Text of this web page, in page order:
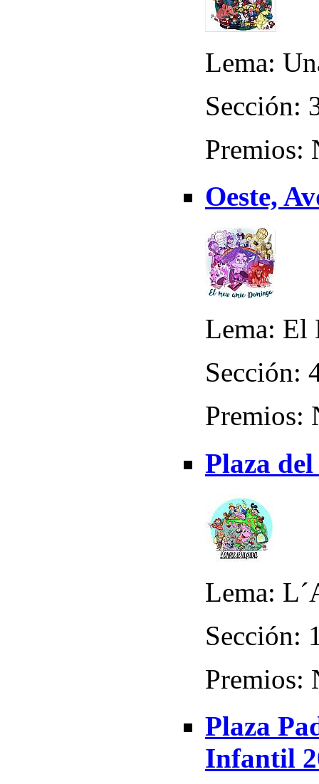
Lema:
Sección:
Premios:
Oeste,
Lema: El
Sección:
Premios:
Plaza
Lema:
Sección:
Premios:
Plaza
Infantil